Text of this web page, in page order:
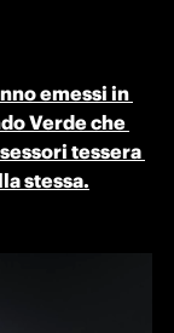
emessi in
Verde che
tessera
stessa.